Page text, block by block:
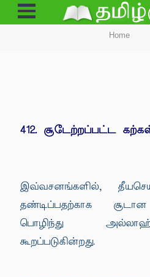
Open
Menu
Home
412. சூடேற்றப்பட்ட
இவ்வசனங்களில்,
தண்டிப்பதற்காக
பொழிந்து
கூறப்படுகின்றது.